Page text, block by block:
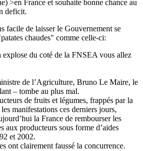
>en France et souhaite bonne chance au
deficit.
facile de laisser le Gouvernement se
chaudes" comme celle-ci:
explose du coté de la FNSEA vous allez
de l’Agriculture, Bruno Le Maire, le
– tombe au plus mal.
de fruits et légumes, frappés par la
manifestations ces derniers jours,
la France de rembourser les
aux producteurs sous forme d’aides
et 2002.
ont clairement faussé la concurrence.